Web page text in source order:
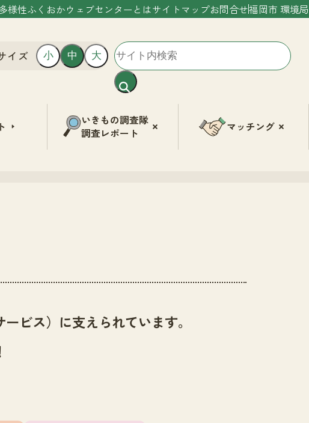
様性ふくおかウェブセンターとはサイトマップお問合せ福岡市 環境局
イズ 小 中 大
いきもの調査隊
調査レポート
マッチング
ビス）に支えられています。